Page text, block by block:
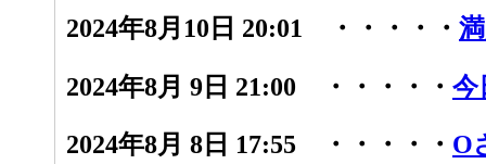
2024年8月10日 20:01 ・・・・・
2024年8月 9日 21:00 ・・・・・ 今
2024年8月 8日 17:55 ・・・・・ O